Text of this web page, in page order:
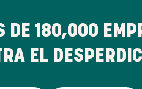
DE 180,000
EL